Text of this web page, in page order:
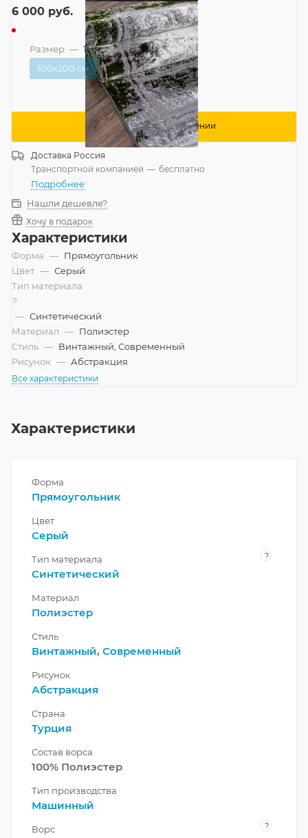
6 000 руб.
Размер — 100x200 см
100x200 см
300x500 см
Сообщить о поступлении
Доставка Россия
Транспортной компанией — бесплатно
Подробнее
Нашли дешевле?
Хочу в подарок
Характеристики
Форма — Прямоугольник
Цвет — Серый
Тип материала
?
— Синтетический
Материал — Полиэстер
Стиль — Винтажный, Современный
Рисунок — Абстракция
Все характеристики
Характеристики
Форма
Прямоугольник
Цвет
Серый
Тип материала ?
Синтетический
Материал
Полиэстер
Стиль
Винтажный, Современный
Рисунок
Абстракция
Страна
Турция
Состав ворса
100% Полиэстер
Тип производства
Машинный
Ворс ?